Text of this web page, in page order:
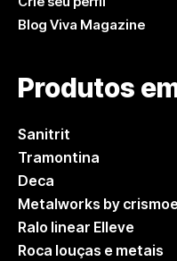
Blog Viva Magazine
Produtos
Sanitrit
Tramontina
Deca
Metalworks by crismoe
Ralo linear Elleve
Roca louças e metais